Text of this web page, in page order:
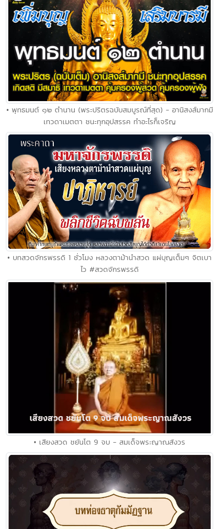
• พุทธมนต์ ๑๒ ตำนาน (พระปริตรฉบับสมบูรณ์ที่สุด) - อานิสงส์มากมี
เทวดาเมตตา ชนะทุกอุปสรรค ทำอะไรก็เจริญ
• บทสวดจักรพรรดิ 1 ชั่วโมง หลวงตาม้านำสวด แผ่บุญเต็มๆ จิตเบา
ไว #สวดจักรพรรดิ
• เสียงสวด ชยันโต 9 จบ - สมเด็จพระญาณสังวร